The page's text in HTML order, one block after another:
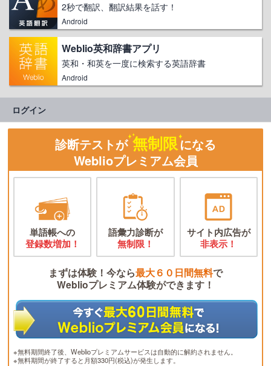
2秒で翻訳、翻訳結果を話す！
Android
Weblio英和辞書アプリ
英和・和英を一度に検索する英語辞書
Android
ログイン
診断テストが 無制限になる
Weblioプレミアム会員
単語帳への
登録数増加！
語彙力診断が
無制限！
サイト内広告が
非表示！
まずは体験！今なら最大６０日間無料で
Weblioプレミアム体験ができます！
※無料期間終了後、Weblioプレミアムサービスは自動的に解約されません。
※無料期間が終了すると月額330円(税込)が発生します。